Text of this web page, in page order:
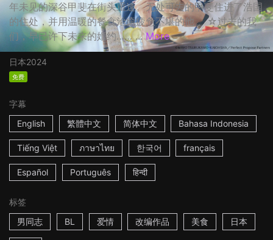
年未见的深谷甲斐在街头重逢。无处可去的甲斐住进了浩国
的住处，并用温暖的餐食治癒疲惫不堪的他。 ☆过去的我
们，早已许下未来的婚约…… ... More
日本2024
免费
字幕
English
繁體中文 简体中文 Bahasa Indonesia
Tiếng Việt ภาษาไทย 한국어 français
Español Português हिन्दी
标签
男同志
BL 爱情 改编作品 美食 日本